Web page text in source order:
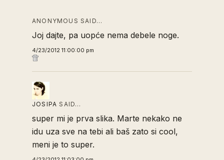
ANONYMOUS SAID…
Joj dajte, pa uopće nema debele noge.
4/23/2012 11:00:00 pm
JOSIPA SAID…
super mi je prva slika. Marte nekako ne
idu uza sve na tebi ali baš zato si cool,
meni je to super.